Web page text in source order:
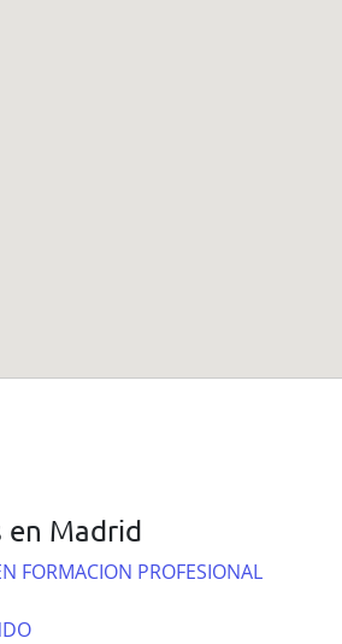
Madrid
FORMACION PROFESIONAL